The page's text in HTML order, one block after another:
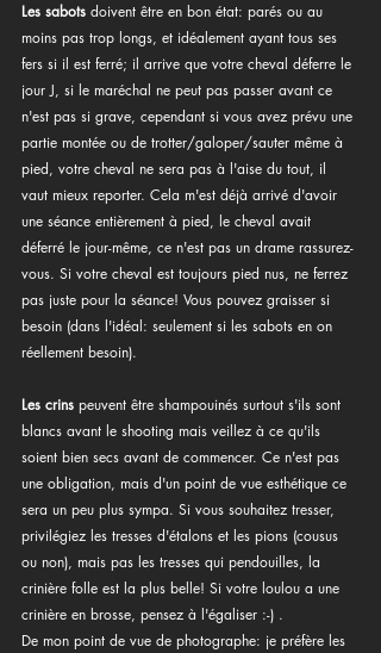
Les sabots doivent être en bon état: parés ou au
moins pas trop longs, et idéalement ayant tous ses
fers si il est ferré; il arrive que votre cheval déferre le
jour J, si le maréchal ne peut pas passer avant ce
n'est pas si grave, cependant si vous avez prévu une
partie montée ou de trotter/galoper/sauter même à
pied, votre cheval ne sera pas à l'aise du tout, il
vaut mieux reporter. Cela m'est déjà arrivé d'avoir
une séance entièrement à pied, le cheval avait
déferré le jour-même, ce n'est pas un drame rassurez-
vous. Si votre cheval est toujours pied nus, ne ferrez
pas juste pour la séance! Vous pouvez graisser si
besoin (dans l'idéal: seulement si les sabots en on
réellement besoin).
Les crins peuvent être shampouinés surtout s'ils sont
blancs avant le shooting mais veillez à ce qu'ils
soient bien secs avant de commencer. Ce n'est pas
une obligation, mais d'un point de vue esthétique ce
sera un peu plus sympa. Si vous souhaitez tresser,
privilégiez les tresses d'étalons et les pions (cousus
ou non), mais pas les tresses qui pendouilles, la
crinière folle est la plus belle! Si votre loulou a une
crinière en brosse, pensez à l'égaliser :-) .
De mon point de vue de photographe: je préfère les